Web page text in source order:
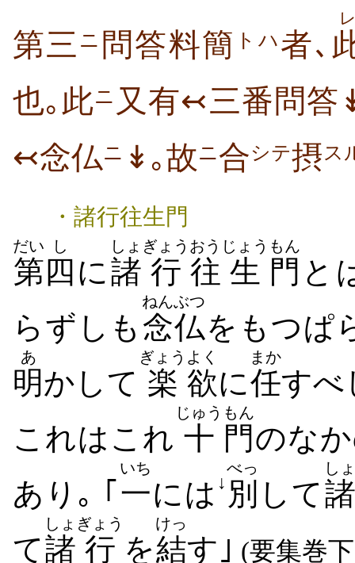
第三 ニ 問答料簡 トハ者､
也｡此ニ 又有↢三番問答
↢念仏ニ ↡｡故ニ合シテ摂 ス
・諸行往生門
第
だい
四
し
に諸
しょ
行
ぎょう
往
おう
生
じょう
門
もん
と
らずしも 念仏
ねんぶつ
をもつぱ
明
あ
かして 楽
ぎょう
欲
よく
に任
まか
すべ
これはこれ 十
じゅう
門
もん
のな
あり｡ ｢ 一
いち
には ↓ 別
べっ
して諸
しょ
て諸
しょ
行
ぎょう
を結
けっ
す｣ (要集巻